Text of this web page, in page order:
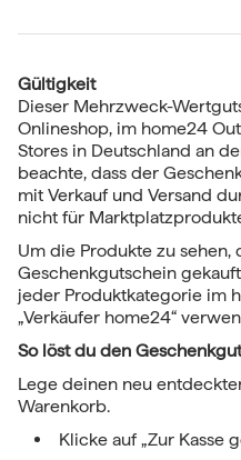
Gültigkeit
Dieser Mehrzweck-
Onlineshop, im home24
Stores in Deutschland an
beachte, dass der
mit Verkauf und Versand
nicht für
Um die Produkte zu sehen,
Geschenkgutschein
jeder Produktkategorie im
„Verkäufer home24“
So löst du den
Lege deinen neu
Warenkorb.
Klicke auf „Zur Kasse